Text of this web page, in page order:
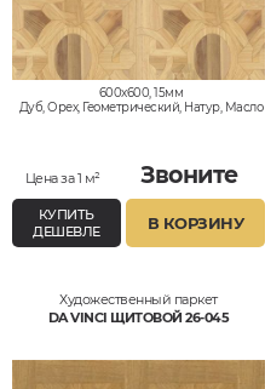
600x600, 15мм
Дуб, Орех, Геометрический, Натур, Масло
Цена за 1 м² Звоните
КУПИТЬ
ДЕШЕВЛЕ
В КОРЗИНУ
Художественный паркет
DA VINCI ЩИТОВОЙ 26-045